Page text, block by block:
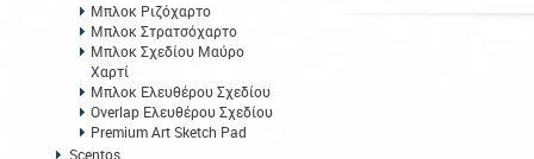
Μπλοκ Ριζόχαρτο
Μπλοκ Στρατσόχαρτο
Μπλοκ Σχεδίου Μαύρο
Χαρτί
Μπλοκ Ελευθέρου Σχεδίου
Overlap Ελευθέρου Σχεδίου
Premium Art Sketch Pad
Scentos